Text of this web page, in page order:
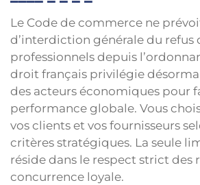
Le Code de commerce ne
d’interdiction générale du refus
professionnels depuis
droit français privilégie
des acteurs économiques pour
performance globale. Vous
vos clients et vos fournisseurs
critères stratégiques. La seule
réside dans le respect strict des
concurrence loyale.